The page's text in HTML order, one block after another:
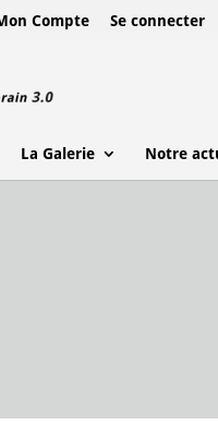
Compte Se connecter
La Galerie Notre